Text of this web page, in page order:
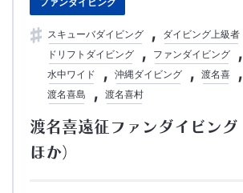
スキューバダイビング
ダイビング上級者
ドリフトダイビング
ファンダイビング
水中ワイド
沖縄ダイビング 渡名喜
渡名喜島
渡名喜村
渡名喜遠征ファンダイビング
ほか）